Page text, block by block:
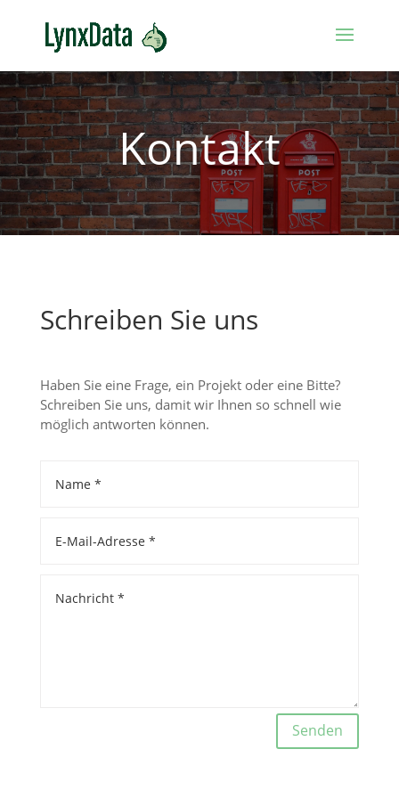
Kontakt
Schreiben Sie uns
Haben Sie eine Frage, ein Projekt oder eine Bitte?
Schreiben Sie uns, damit wir Ihnen so schnell wie
möglich antworten können.
Senden